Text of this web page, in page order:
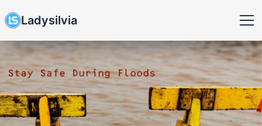
Ladysilvia